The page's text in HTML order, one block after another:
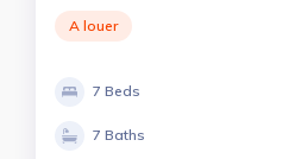
A louer
7 Beds
7 Baths